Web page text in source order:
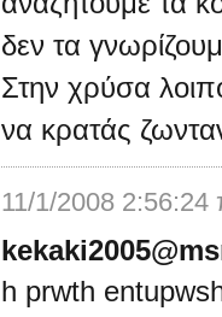
δεν τα
Στην χρύσα
να κρατάς
11/1/2008 2:56:24
h prwth